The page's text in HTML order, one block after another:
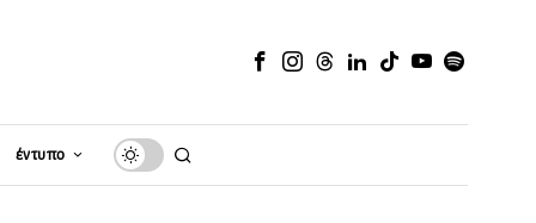
έντυπο